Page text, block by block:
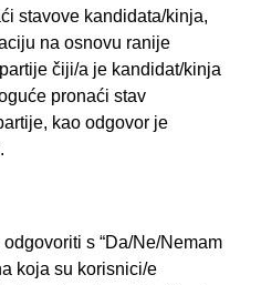
stavove kandidata/kinja,
na osnovu ranije
čiji/a je kandidat/kinja
pronaći stav
kao odgovor je
s “Da/Ne/Nemam
koja su korisnici/e